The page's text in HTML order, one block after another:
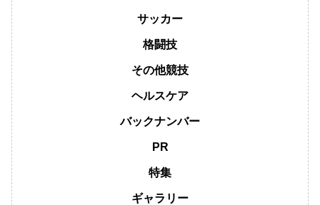
サッカー
格闘技
その他競技
ヘルスケア
バックナンバー
PR
特集
ギャラリー